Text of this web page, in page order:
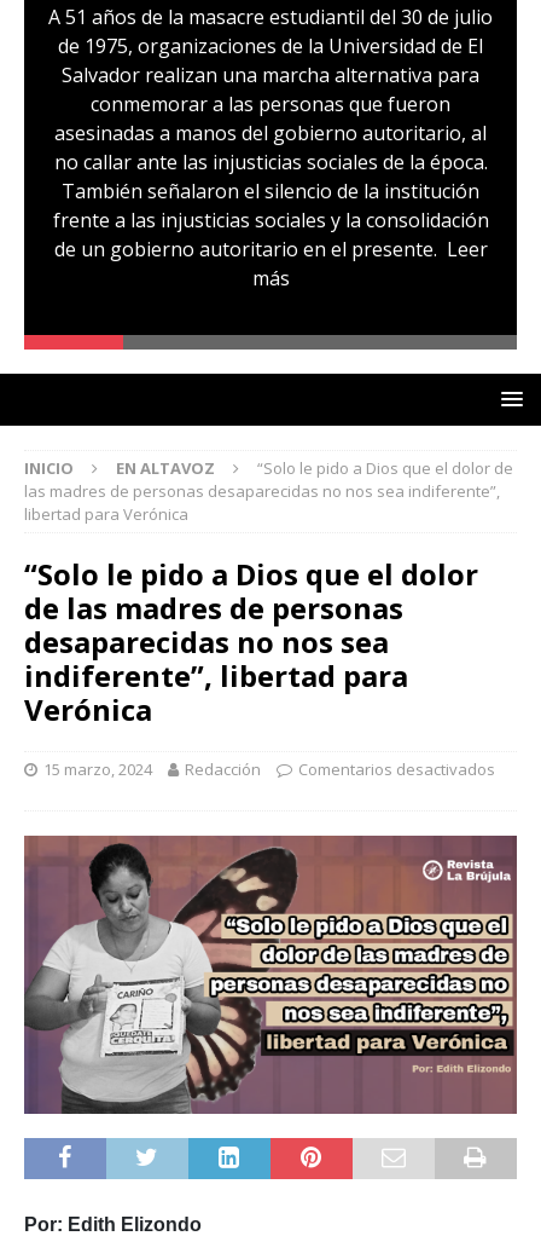
A 51 años de la masacre estudiantil del 30 de julio
de 1975, organizaciones de la Universidad de El
Salvador realizan una marcha alternativa para
conmemorar a las personas que fueron
asesinadas a manos del gobierno autoritario, al
no callar ante las injusticias sociales de la época.
También señalaron el silencio de la institución
frente a las injusticias sociales y la consolidación
de un gobierno autoritario en el presente. Leer
más
INICIO EN ALTAVOZ
“Solo le pido a Dios que el dolor de
las madres de personas desaparecidas no nos sea indiferente”,
libertad para Verónica
“Solo le pido a Dios que el dolor
de las madres de personas
desaparecidas no nos sea
indiferente”, libertad para
Verónica
15 marzo, 2024 Redacción Comentarios desactivados
Por: Edith Elizondo